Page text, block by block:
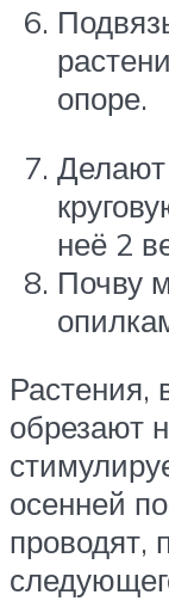
опоре.
Делают
неё 2
Почву
Растения,
обрезают
осенней
проводят,